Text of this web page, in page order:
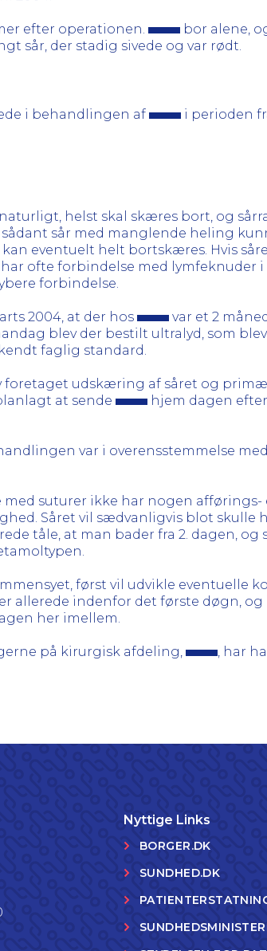
efter operationen.
bor alene,
sår, der stadig sivede og var rødt.
i behandlingen af
i perioden
helst skal skæres bort, og
sår med manglende heling
eventuelt helt bortskæres. Hvis
ofte forbindelse med lymfeknuder
forbindelse.
2004, at der hos
var et 2
blev der bestilt ultralyd, som
faglig standard.
foretaget udskæring af såret og
at sende
hjem dagen
var i overensstemmelse
med suturer ikke har nogen
Såret vil sædvanligvis blot skulle
tåle, at man bader fra 2. dagen, og
først vil udvikle eventuelle
indenfor det første døgn,
her imellem.
på kirurgisk afdeling,
, har
Nyttige Links
BORGER.DK
SUNDHED.DK